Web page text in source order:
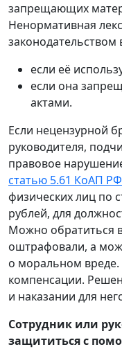
запрещающих
Ненормативная
законодательством
если её
если она
актами.
Если нецензурной
руководителя,
правовое
статью 5.61 КоАП
физических лиц по
рублей, для
Можно обратиться
оштрафовали, а
о моральном
компенсации.
и наказании для
Сотрудник или
защититься с